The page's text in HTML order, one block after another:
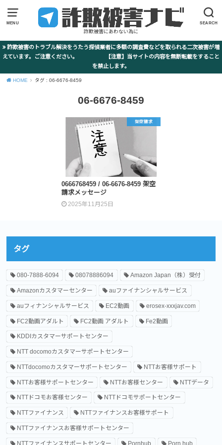
MENU SEARCH
詐欺被害にあわない為に
詐欺被害のトラブル解決をうたう探偵業者に多額の調査費などを取られる二次被害が増
えています。ご注意ください。 【注意】当サイトの内容を無断転載をすること
を禁止します。
HOME タグ : 06-6676-8459
06-6676-8459
架空請求
0666768459 / 06-6676-8459 架空
請求メッセージ
2025年11月25日
タグ
080-7888-6094 08078886094 Amazon Japan（株）受付
Amazonカスタマーセンター auファイナンシャルサービス
auフィナンシャルサービス EC2動画 erosex-xxxjav.com
FC2動画アダルト FC2動画 アダルト Fe2動画
KDDIカスタマーサポートセンター
NTT docomoカスタマーサポートセンター
NTTdocomoカスタマーサポートセンター NTTお客様サポート
NTTお客様サポートセンター NTTお客様センター NTTデータ
NTTドコモお客様センター NTTドコモサポートセンター
NTTファイナンス NTTファイナンスお客様サポート
NTTファイナンスお客様サポートセンター
NTTファイナンスサポートセンター Pornhub Porn hub